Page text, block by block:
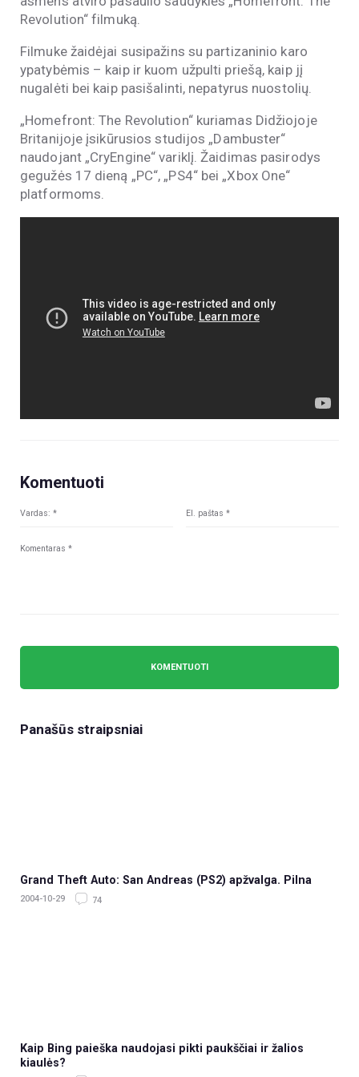
Revolution“ filmuką.
Filmuke žaidėjai susipažins su partizaninio karo
ypatybėmis – kaip ir kuom užpulti priešą, kaip jį
nugalėti bei kaip pasišalinti, nepatyrus nuostolių.
„Homefront: The Revolution“ kuriamas Didžiojoje
Britanijoje įsikūrusios studijos „Dambuster“
naudojant „CryEngine“ variklį. Žaidimas pasirodys
gegužės 17 dieną „PC“, „PS4“ bei „Xbox One“
platformoms.
Komentuoti
Panašūs straipsniai
Grand Theft Auto: San Andreas (PS2) apžvalga. Pilna
2004-10-29 74
Kaip Bing paieška naudojasi pikti paukščiai ir žalios
kiaulės?